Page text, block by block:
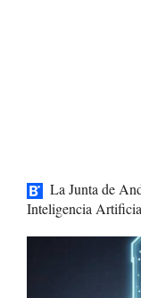
La Junta de
Inteligencia